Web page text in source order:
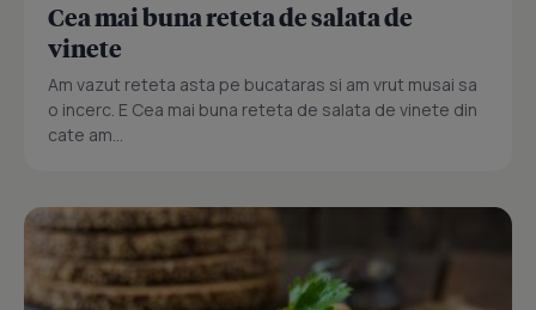
Cea mai buna reteta de salata de
vinete
Am vazut reteta asta pe bucataras si am vrut musai sa
o incerc. E Cea mai buna reteta de salata de vinete din
cate am...